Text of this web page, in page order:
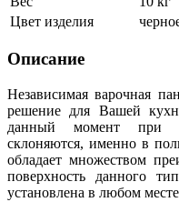
Цвет изделия
Описание
Независимая варочная
решение для Вашей
данный момент при
склоняются, именно в
обладает множеством
поверхность данного
установлена в любом